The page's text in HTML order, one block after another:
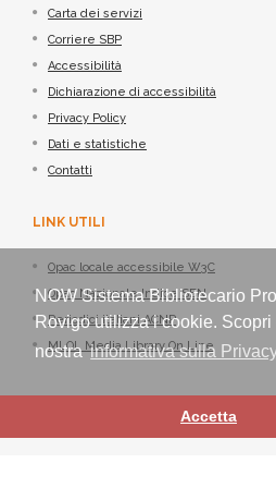
NOW Sistema Bibliotecario
Rovigo utilizza i cookie. Scopri
nostrainformativa sulla
Accetta
Carta dei servizi
Corriere SBP
Accessibilità
Dichiarazione di accessibilità
Privacy Policy
Dati e statistiche
Contatti
LINK UTILI
Opac locale accessibile W3C
Opac Nazionale Indice SBN
Periodici italiani ACNP
MLOL Media Library On Line